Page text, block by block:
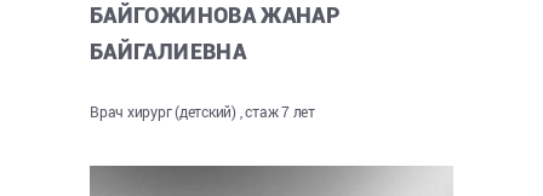
БАЙГОЖИНОВА ЖАНАР
БАЙГАЛИЕВНА
Врач хирург (детский) , стаж 7 лет